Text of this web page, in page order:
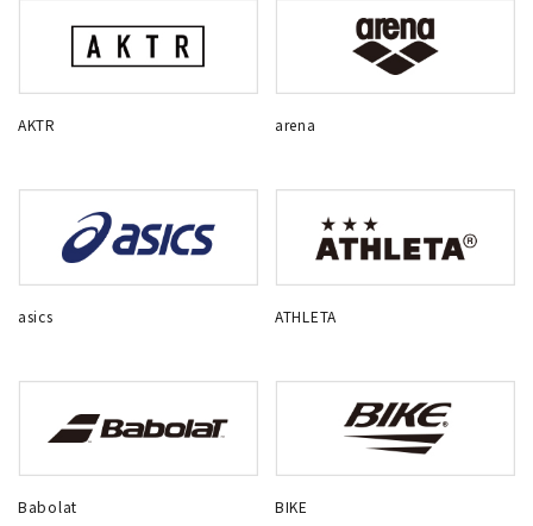
AKTR arena
asics ATHLETA
Babolat BIKE